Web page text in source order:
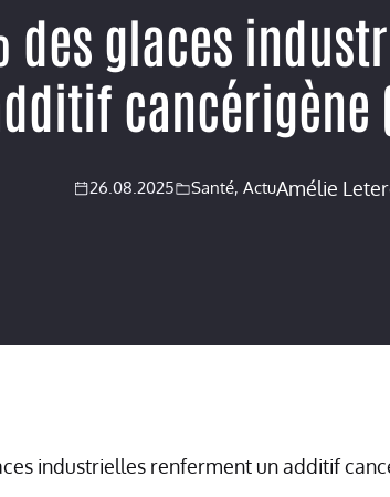
des glaces
cancérigène
26.08.2025 Santé, ActuAmélie
industrielles renferment un additif